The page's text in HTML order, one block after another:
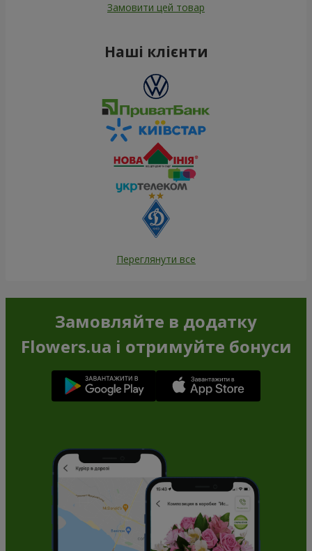
Замовити цей товар
Наші клієнти
Переглянути все
Замовляйте в додатку
Flowers.ua і отримуйте бонуси